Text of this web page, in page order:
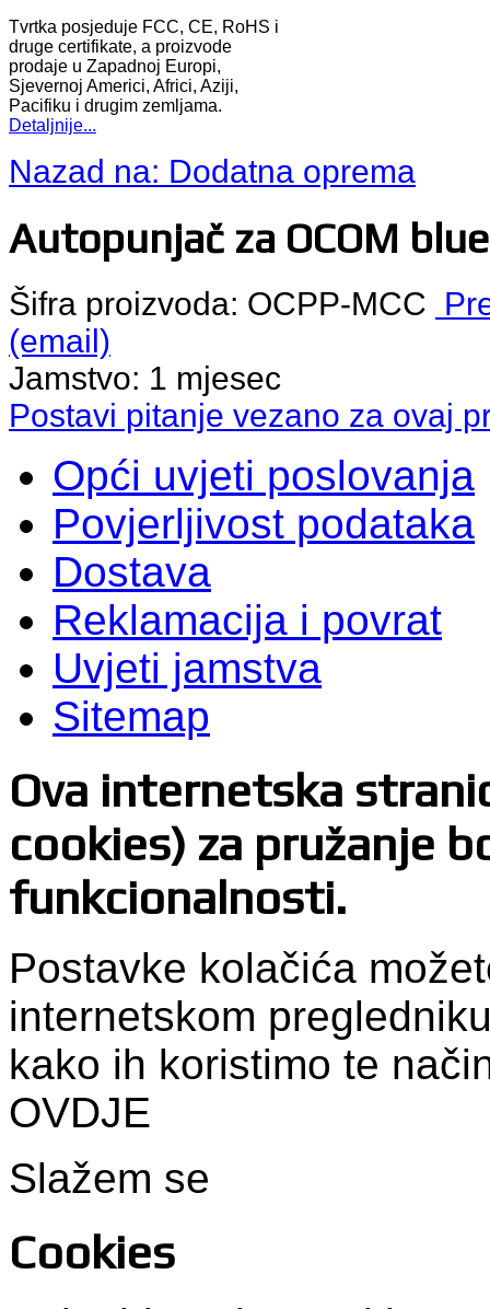
Tvrtka posjeduje FCC, CE, RoHS i
druge certifikate, a proizvode
prodaje u Zapadnoj Europi,
Sjevernoj Americi, Africi, Aziji,
Pacifiku i drugim zemljama.
Detaljnije...
Nazad na: Dodatna oprema
Autopunjač za OCOM
Šifra proizvoda: OCPP-MCC
(email)
Jamstvo: 1 mjesec
Postavi pitanje vezano za ovaj
Opći uvjeti poslovanja
Povjerljivost podataka
Dostava
Reklamacija i povrat
Uvjeti jamstva
Sitemap
Ova internetska
cookies) za pružanje
funkcionalnosti.
Postavke kolačića
internetskom
kako ih koristimo te
OVDJE
Slažem se
Cookies